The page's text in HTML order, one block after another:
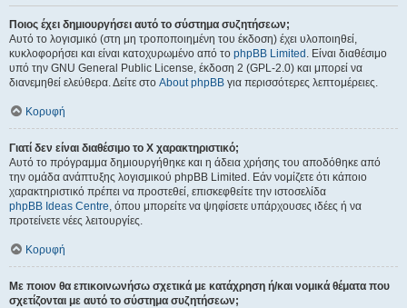
Ποιος έχει δημιουργήσει αυτό το σύστημα συζητήσεων;
Αυτό το λογισμικό (στη μη τροποποιημένη του έκδοση) έχει υλοποιηθεί,
κυκλοφορήσει και είναι κατοχυρωμένο από το phpBB Limited . Είναι διαθέσιμο
υπό την GNU General Public License, έκδοση 2 (GPL-2.0) και μπορεί να
διανεμηθεί ελεύθερα. Δείτε στο About phpBB για περισσότερες λεπτομέρειες.
Κορυφή
Γιατί δεν είναι διαθέσιμο το Χ χαρακτηριστικό;
Αυτό το πρόγραμμα δημιουργήθηκε και η άδεια χρήσης του αποδόθηκε από
την ομάδα ανάπτυξης λογισμικού phpBB Limited. Εάν νομίζετε ότι κάποιο
χαρακτηριστικό πρέπει να προστεθεί, επισκεφθείτε την ιστοσελίδα
phpBB Ideas Centre, όπου μπορείτε να ψηφίσετε υπάρχουσες ιδέες ή να
προτείνετε νέες λειτουργίες.
Κορυφή
Με ποιον θα επικοινωνήσω σχετικά με κατάχρηση ή/και νομικά θέματα που
σχετίζονται με αυτό το σύστημα συζητήσεων;